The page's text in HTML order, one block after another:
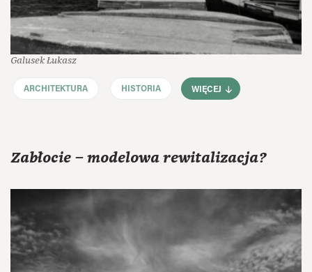
Galusek Łukasz
ARCHITEKTURA HISTORIA WIĘCEJ
Zabłocie – modelowa rewitalizacja?